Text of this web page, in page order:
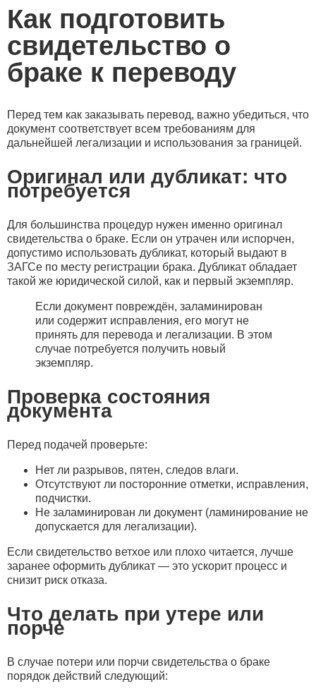
Как подготовить
свидетельство о
браке к переводу
Перед тем как заказывать перевод, важно убедиться, что
документ соответствует всем требованиям для
дальнейшей легализации и использования за границей.
Оригинал или дубликат: что
потребуется
Для большинства процедур нужен именно оригинал
свидетельства о браке. Если он утрачен или испорчен,
допустимо использовать дубликат, который выдают в
ЗАГСе по месту регистрации брака. Дубликат обладает
такой же юридической силой, как и первый экземпляр.
Если документ повреждён, заламинирован
или содержит исправления, его могут не
принять для перевода и легализации. В этом
случае потребуется получить новый
экземпляр.
Проверка состояния
документа
Перед подачей проверьте:
Нет ли разрывов, пятен, следов влаги.
Отсутствуют ли посторонние отметки, исправления,
подчистки.
Не заламинирован ли документ (ламинирование не
допускается для легализации).
Если свидетельство ветхое или плохо читается, лучше
заранее оформить дубликат — это ускорит процесс и
снизит риск отказа.
Что делать при утере или
порче
В случае потери или порчи свидетельства о браке
порядок действий следующий: